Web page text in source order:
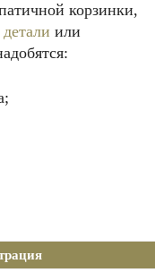
корзинки,
или